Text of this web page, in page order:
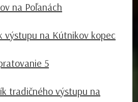
na Poľanách
výstupu na Kútnikov kopec
5
tradičného výstupu na